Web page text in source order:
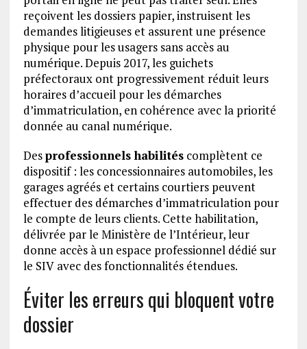
reçoivent les dossiers papier, instruisent les
demandes litigieuses et assurent une présence
physique pour les usagers sans accès au
numérique. Depuis 2017, les guichets
préfectoraux ont progressivement réduit leurs
horaires d’accueil pour les démarches
d’immatriculation, en cohérence avec la priorité
donnée au canal numérique.
Desprofessionnels habilitéscomplètent ce
dispositif : les concessionnaires automobiles, les
garages agréés et certains courtiers peuvent
effectuer des démarches d’immatriculation pour
le compte de leurs clients. Cette habilitation,
délivrée par le Ministère de l’Intérieur, leur
donne accès à un espace professionnel dédié sur
le SIV avec des fonctionnalités étendues.
Éviter les erreurs qui bloquent votre
dossier